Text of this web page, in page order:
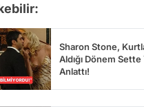
Sharon Stone,
Aldığı Dönem Sette
Anlattı!